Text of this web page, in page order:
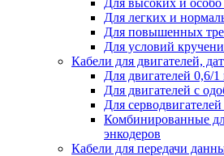
Для легких и
Для повышенных
Для условий
Кабели для двигателей,
Для двигателей 0,6/1
Для двигателей с
Для
Комбинированные
энкодеров
Кабели для передачи